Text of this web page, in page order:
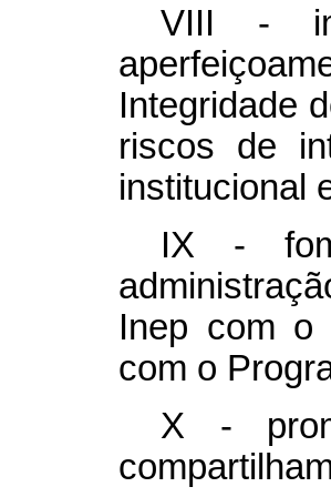
VIII -
Integridade
riscos de
institucional
IX -
Inep com o
com o
X -